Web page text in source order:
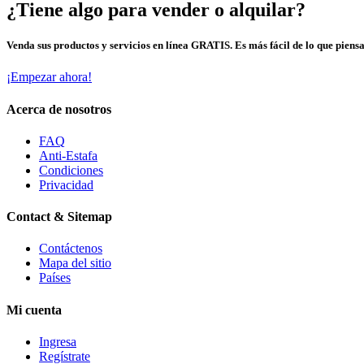
¿Tiene algo para vender o alquilar?
Venda sus productos y servicios en línea GRATIS. Es más fácil de lo que
¡Empezar ahora!
Acerca de nosotros
FAQ
Anti-Estafa
Condiciones
Privacidad
Contact & Sitemap
Contáctenos
Mapa del sitio
Países
Mi cuenta
Ingresa
Regístrate